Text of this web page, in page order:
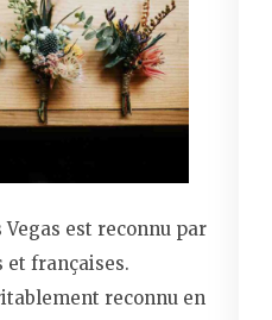
est reconnu par
et françaises.
reconnu en